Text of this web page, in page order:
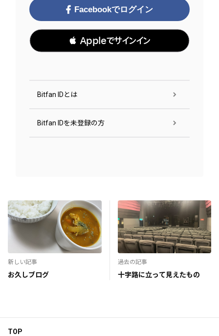
Facebookでログイン
 Appleでサインイン
Bitfan IDとは
Bitfan IDを未登録の方
新しい記事
お久しブログ
過去の記事
十字路に立って見えたもの
TOP